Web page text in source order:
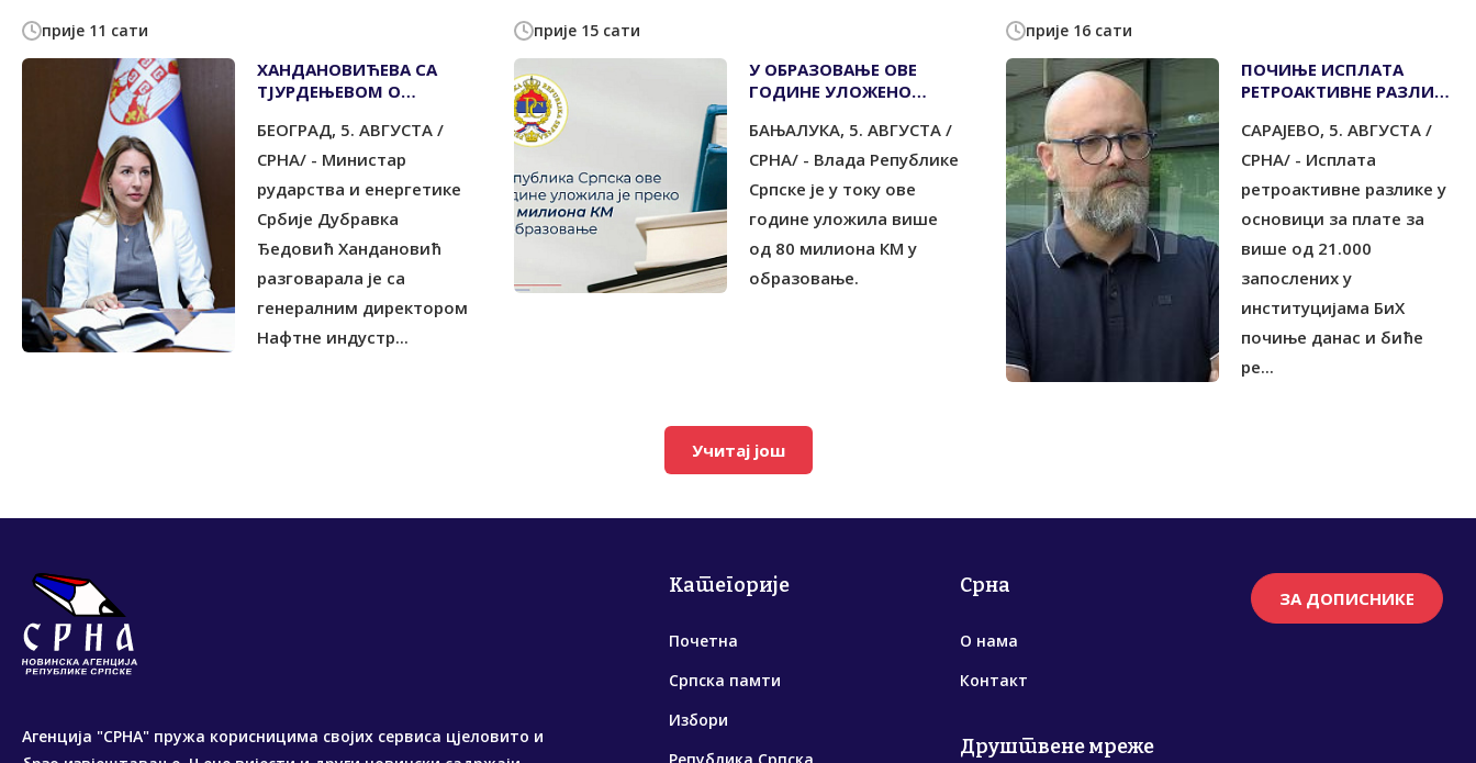
прије 11 сати
ХАНДАНОВИЋЕВА СА
ТЈУРДЕЊЕВОМ О
ИЗАЗОВИМА У
СНАБДИЈЕВАЊУ
БЕОГРАД, 5. АВГУСТА /
СРНА/ - Министар
рударства и енергетике
Србије Дубравка
Ђедовић Хандановић
разговарала је са
генералним директором
Нафтне индустр...
прије 15 сати
У ОБРАЗОВАЊЕ ОВЕ
ГОДИНЕ УЛОЖЕНО
КМ
БАЊАЛУКА, 5. АВГУСТА /
СРНА/ - Влада Републике
Српске је у току ове
године уложила више
од 80 милиона КМ у
образовање.
прије 16 сати
ПОЧИЊЕ ИСПЛАТА
РЕТРОАКТИВНЕ РАЗЛИКЕ
ЗАПОСЛЕНИМ У
ЗАЈЕДНИЧКИМ
САРАЈЕВО, 5. АВГУСТА /
СРНА/ - Исплата
ретроактивне разлике у
основици за плате за
више од 21.000
запослених у
институцијама БиХ
почиње данас и биће
ре...
Учитај још
Агенција "СРНА" пружа корисницима својих сервиса цјеловито и
Категорије
Почетна
Српска памти
Избори
Срна
О нама
Контакт
Друштвене мреже
ЗА ДОПИСНИКЕ